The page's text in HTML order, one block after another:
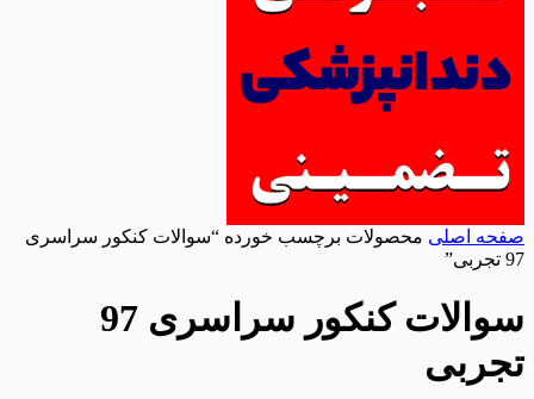
صفحه اصلی محصولات برچسب خورده “سوالات کنکور سراسری
97 تجربی”
سوالات کنکور سراسری 97
تجربی